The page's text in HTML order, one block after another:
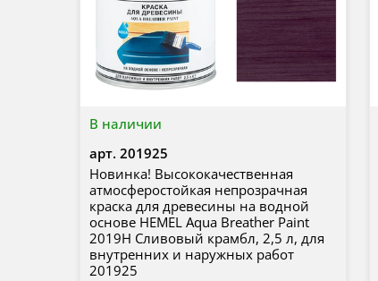
В наличии
арт. 201925
Новинка! Высококачественная
атмосферостойкая непрозрачная
краска для древесины на водной
основе HEMEL Aqua Breather Paint
2019H Сливовый крамбл, 2,5 л, для
внутренних и наружных работ
201925